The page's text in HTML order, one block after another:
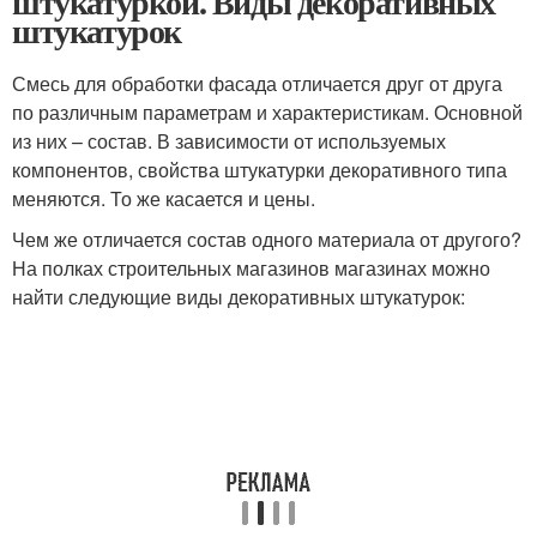
штукатурок
Смесь для обработки фасада отличается друг от друга
по различным параметрам и характеристикам. Основной
из них – состав. В зависимости от используемых
компонентов, свойства штукатурки декоративного типа
меняются. То же касается и цены.
Чем же отличается состав одного материала от другого?
На полках строительных магазинов магазинах можно
найти следующие виды декоративных штукатурок: